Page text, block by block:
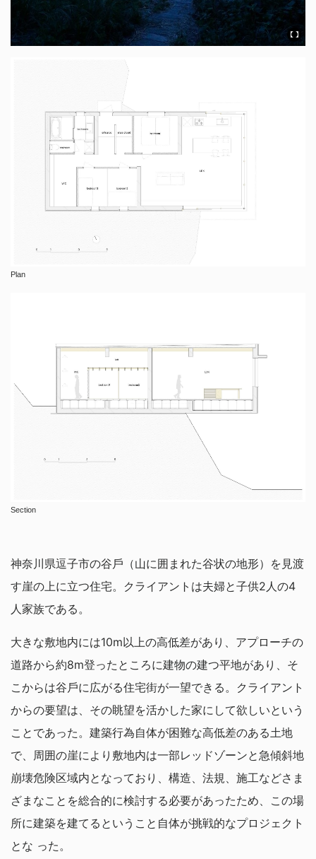
Plan
Section
神奈川県逗子市の谷戶（山に囲まれた谷状の地形）を見渡
す崖の上に立つ住宅。クライアントは夫婦と子供2人の4
人家族である。
大きな敷地内には10m以上の高低差があり、アプローチの
道路から約8m登ったところに建物の建つ平地があり、そ
こからは谷戶に広がる住宅街が一望できる。クライアント
からの要望は、その眺望を活かした家にして欲しいという
ことであった。建築行為自体が困難な高低差のある土地
で、周囲の崖により敷地内は一部レッドゾーンと急傾斜地
崩壊危険区域内となっており、構造、法規、施工などさま
ざまなことを総合的に検討する必要があったため、この場
所に建築を建てるということ自体が挑戦的なプロジェクト
とな った。